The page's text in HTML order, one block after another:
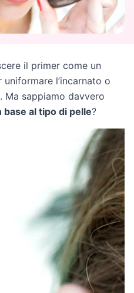
il primer come un
l’incarnato o
Ma sappiamo davvero
al tipo di pelle?